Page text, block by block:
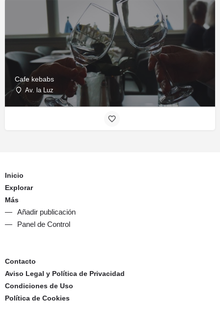
Cafe kebabs
Av. la Luz
Inicio
Explorar
Más
Añadir publicación
Panel de Control
Contacto
Aviso Legal y Política de Privacidad
Condiciones de Uso
Política de Cookies